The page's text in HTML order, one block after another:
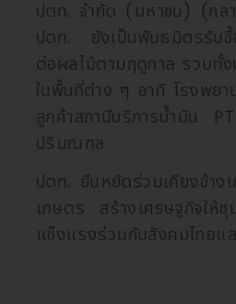
ปตท. จำกัด (มหาชน) (กล
ปตท. ยังเป็นพันธมิตรรับซื้
ต่อผลไม้ตามฤดูกาล รวมทั้
ในพื้นที่ต่าง ๆ อาทิ โรงพย
ลูกค้าสถานีบริการน้ำมัน
ปริมณฑล
ปตท. ยืนหยัดร่วมเคียงข้าง
เกษตร สร้างเศรษฐกิจให้
แข็งแรงร่วมกับสังคมไทยแ